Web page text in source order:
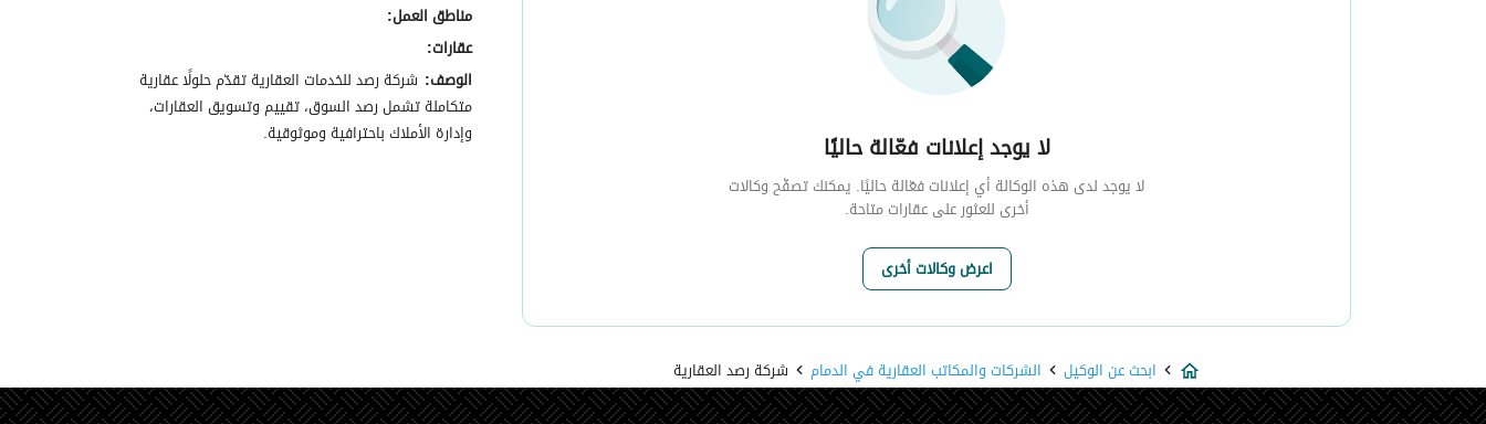
لا يوجد إعلانات فعّالة حاليًا
لا يوجد لدى هذه الوكالة أي إعلانات فعّالة حاليًا. يمكنك تصفّح وكالات
أخرى للعثور على عقارات متاحة.
اعرض وكالات أخرى
ابحث عن الوكيل الشركات والمكاتب العقارية في الدمام شركة رصد العقارية
مناطق العمل:
عقارات:
الوصف: شركة رصد للخدمات العقارية تقدّم حلولًا عقارية
متكاملة تشمل رصد السوق، تقييم وتسويق العقارات،
وإدارة الأملاك باحترافية وموثوقية.